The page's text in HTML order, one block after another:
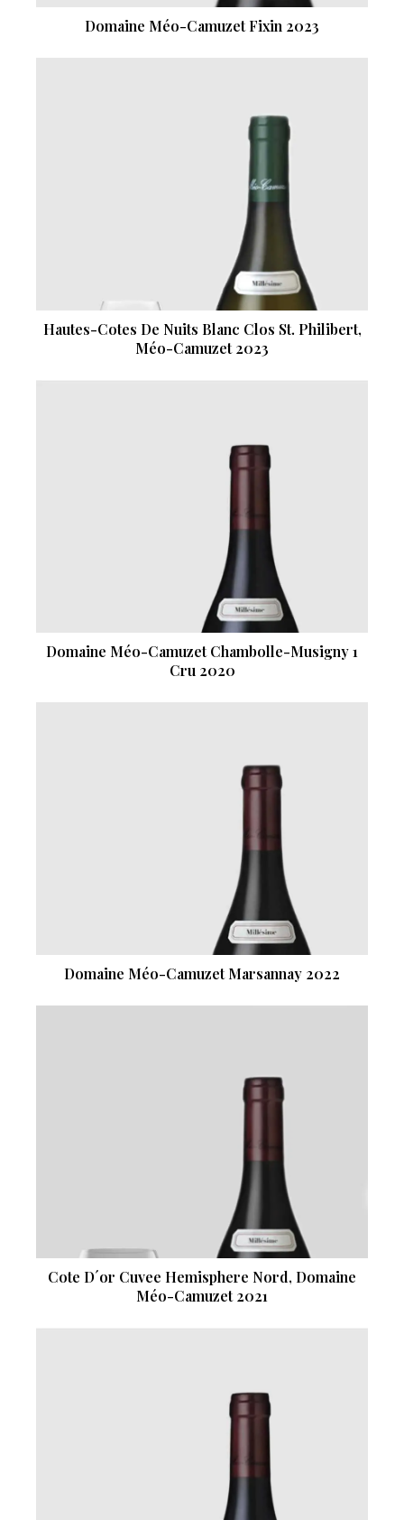
Domaine Méo-Camuzet Fixin 2023
Hautes-Cotes De Nuits Blanc Clos St. Philibert,
Méo-Camuzet 2023
Domaine Méo-Camuzet Chambolle-Musigny 1
Cru 2020
Domaine Méo-Camuzet Marsannay 2022
Cote D´or Cuvee Hemisphere Nord, Domaine
Méo-Camuzet 2021